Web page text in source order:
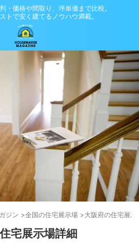
・価格や間取り、坪単価まで比較。
トで安く建てるノウハウ満載。
ジン >全国の住宅展示場 >大阪府の住宅展示
宅展示場詳細